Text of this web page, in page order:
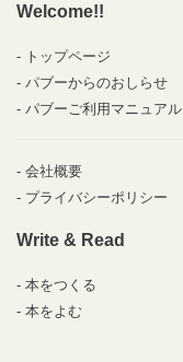
Welcome!!
トップページ
パブーからのおしらせ
パブーご利用マニュアル
会社概要
プライバシーポリシー
Write & Read
本をつくる
本をよむ